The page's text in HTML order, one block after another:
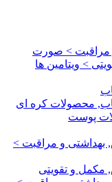
مراقبت > صورت
> ویتامین ها
محصولات کره ای
پوست
و مراقبت >
و تقویتی